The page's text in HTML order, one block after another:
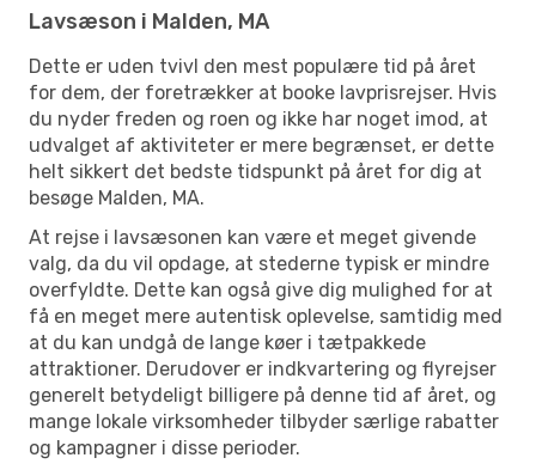
Lavsæson i Malden, MA
Dette er uden tvivl den mest populære tid på året
for dem, der foretrækker at booke lavprisrejser. Hvis
du nyder freden og roen og ikke har noget imod, at
udvalget af aktiviteter er mere begrænset, er dette
helt sikkert det bedste tidspunkt på året for dig at
besøge Malden, MA.
At rejse i lavsæsonen kan være et meget givende
valg, da du vil opdage, at stederne typisk er mindre
overfyldte. Dette kan også give dig mulighed for at
få en meget mere autentisk oplevelse, samtidig med
at du kan undgå de lange køer i tætpakkede
attraktioner. Derudover er indkvartering og flyrejser
generelt betydeligt billigere på denne tid af året, og
mange lokale virksomheder tilbyder særlige rabatter
og kampagner i disse perioder.